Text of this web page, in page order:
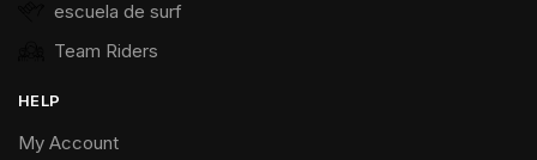
escuela de surf
Team Riders
HELP
My Account